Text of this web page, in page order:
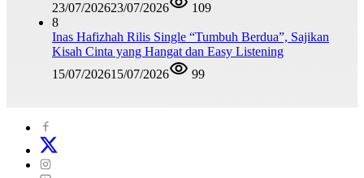
23/07/202623/07/2026
109
8
Inas Hafizhah Rilis Single “Tumbuh Berdua”, Sajikan
Kisah Cinta yang Hangat dan Easy Listening
15/07/202615/07/2026 99